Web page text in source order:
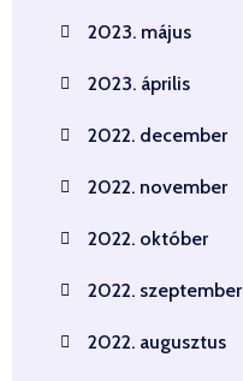
2023. május
2023. április
2022. december
2022. november
2022. október
2022. szeptember
2022. augusztus